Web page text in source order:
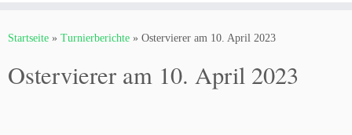
Inhalt
Startseite » Turnierberichte » Ostervierer am 10. April 2023
Ostervierer am 10. April 2023